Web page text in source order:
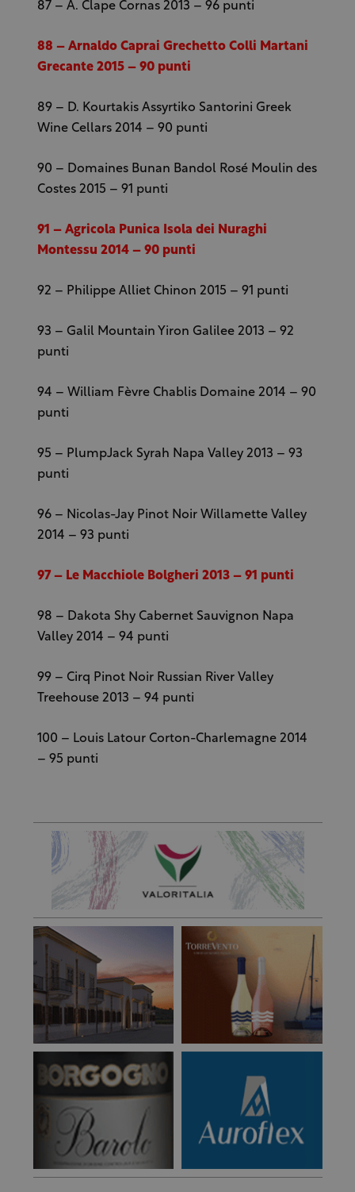
87 – A. Clape Cornas 2013 – 96 punti
88 – Arnaldo Caprai Grechetto Colli Martani
Grecante 2015 – 90 punti
89 – D. Kourtakis Assyrtiko Santorini Greek
Wine Cellars 2014 – 90 punti
90 – Domaines Bunan Bandol Rosé Moulin des
Costes 2015 – 91 punti
91 – Agricola Punica Isola dei Nuraghi
Montessu 2014 – 90 punti
92 – Philippe Alliet Chinon 2015 – 91 punti
93 – Galil Mountain Yiron Galilee 2013 – 92
punti
94 – William Fèvre Chablis Domaine 2014 – 90
punti
95 – PlumpJack Syrah Napa Valley 2013 – 93
punti
96 – Nicolas-Jay Pinot Noir Willamette Valley
2014 – 93 punti
97 – Le Macchiole Bolgheri 2013 – 91 punti
98 – Dakota Shy Cabernet Sauvignon Napa
Valley 2014 – 94 punti
99 – Cirq Pinot Noir Russian River Valley
Treehouse 2013 – 94 punti
100 – Louis Latour Corton-Charlemagne 2014
– 95 punti